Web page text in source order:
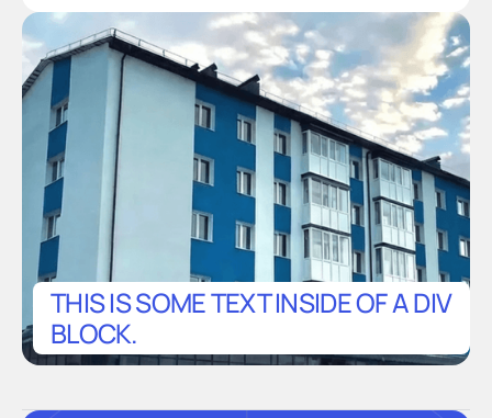
THIS IS SOME TEXT INSIDE OF A DIV
BLOCK.